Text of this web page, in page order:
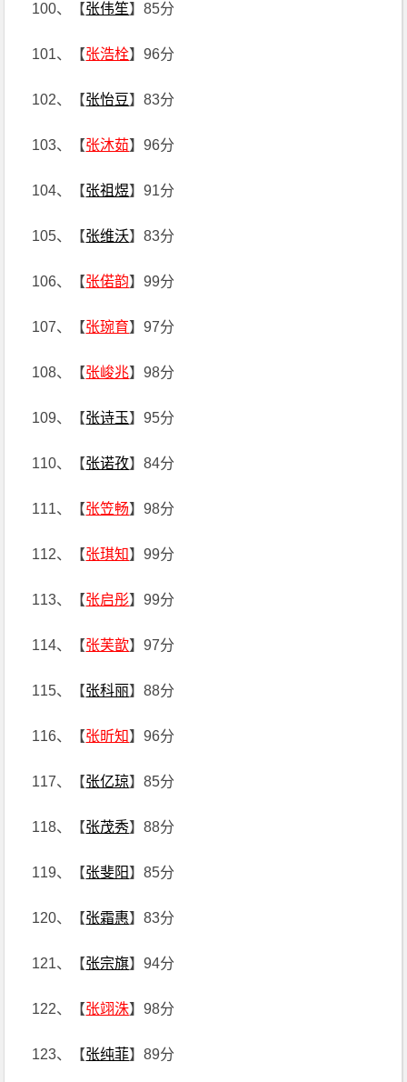
100、【张伟笙】85分
101、【张浩栓】96分
102、【张怡豆】83分
103、【张沐茹】96分
104、【张祖煜】91分
105、【张维沃】83分
106、【张偌韵】99分
107、【张琬育】97分
108、【张峻兆】98分
109、【张诗玉】95分
110、【张诺孜】84分
111、【张笠畅】98分
112、【张琪知】99分
113、【张启彤】99分
114、【张芙歆】97分
115、【张科丽】88分
116、【张昕知】96分
117、【张亿琼】85分
118、【张茂秀】88分
119、【张斐阳】85分
120、【张霜惠】83分
121、【张宗旗】94分
122、【张翊洙】98分
123、【张纯菲】89分